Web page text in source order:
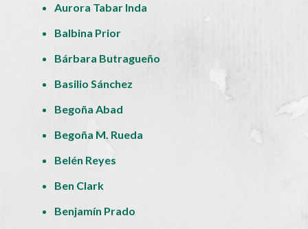
Aurora Tabar Inda
Balbina Prior
Bárbara Butragueño
Basilio Sánchez
Begoña Abad
Begoña M. Rueda
Belén Reyes
Ben Clark
Benjamín Prado